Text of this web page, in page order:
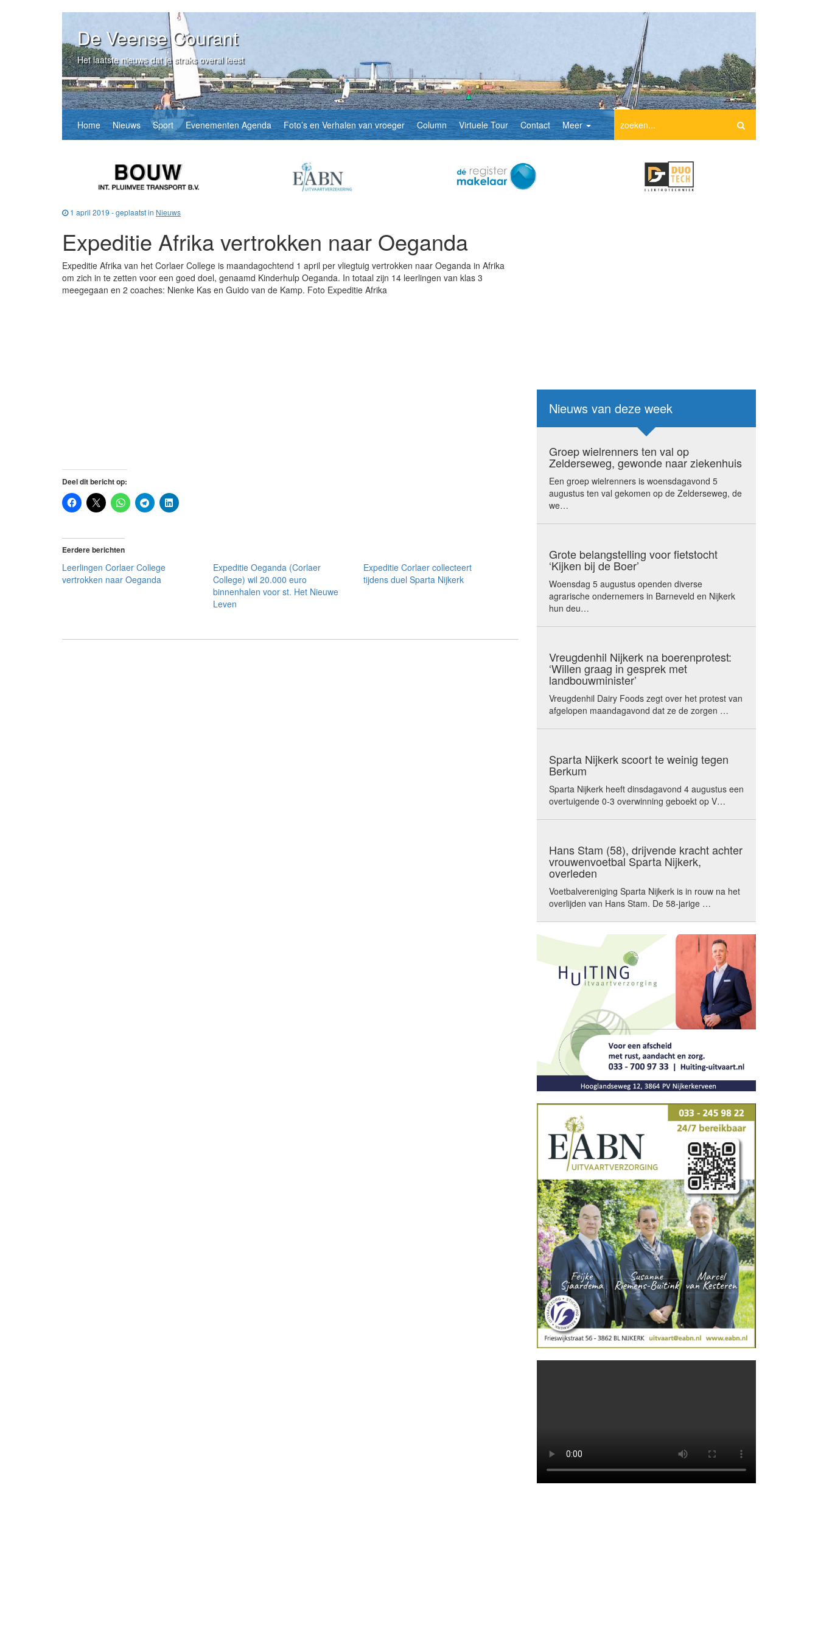
De Veense Courant
Het laatste nieuws dat je straks overal leest
Home Nieuws Sport Evenementen Agenda Foto’s en Verhalen van vroeger Column Virtuele Tour Contact Meer
1 april 2019 - geplaatst in Nieuws
Expeditie Afrika vertrokken naar Oeganda
Expeditie Afrika van het Corlaer College is maandagochtend 1 april per vliegtuig vertrokken naar Oeganda in Afrika
om zich in te zetten voor een goed doel, genaamd Kinderhulp Oeganda. In totaal zijn 14 leerlingen van klas 3
meegegaan en 2 coaches: Nienke Kas en Guido van de Kamp. Foto Expeditie Afrika
Deel dit bericht op:
Eerdere berichten
Leerlingen Corlaer College
vertrokken naar Oeganda
Expeditie Oeganda (Corlaer
College) wil 20.000 euro
binnenhalen voor st. Het Nieuwe
Leven
Expeditie Corlaer collecteert
tijdens duel Sparta Nijkerk
Nieuws van deze week
Groep wielrenners ten val op
Zelderseweg, gewonde naar ziekenhuis
Een groep wielrenners is woensdagavond 5
augustus ten val gekomen op de Zelderseweg, de
we…
Grote belangstelling voor fietstocht
‘Kijken bij de Boer’
Woensdag 5 augustus openden diverse
agrarische ondernemers in Barneveld en Nijkerk
hun deu…
Vreugdenhil Nijkerk na boerenprotest:
‘Willen graag in gesprek met
landbouwminister’
Vreugdenhil Dairy Foods zegt over het protest van
afgelopen maandagavond dat ze de zorgen …
Sparta Nijkerk scoort te weinig tegen
Berkum
Sparta Nijkerk heeft dinsdagavond 4 augustus een
overtuigende 0-3 overwinning geboekt op V…
Hans Stam (58), drijvende kracht achter
vrouwenvoetbal Sparta Nijkerk,
overleden
Voetbalvereniging Sparta Nijkerk is in rouw na het
overlijden van Hans Stam. De 58-jarige …